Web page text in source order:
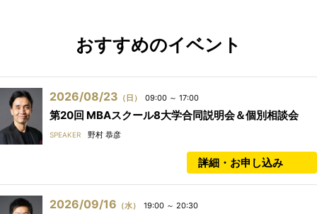
おすすめのイベント
2026/08/23 （日） 09:00 ～ 17:00
第20回 MBAスクール8大学合同説明会＆個別相談会
SPEAKER 野村 恭彦
詳細・お申し込み
2026/09/16 （水） 19:00 ～ 20:30